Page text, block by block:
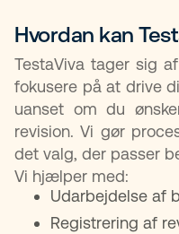
Hvordan kan
TestaViva tager sig
fokusere på at drive
uanset om du
revision. Vi gør
det valg, der passer
Vi hjælper med:
Udarbejdelse af
Registrering af